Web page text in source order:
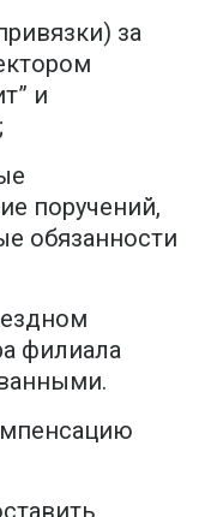
за
и
поручений,
обязанности
филиала